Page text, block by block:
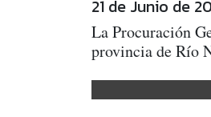
21 de Junio de
La Procuración
provincia de Río